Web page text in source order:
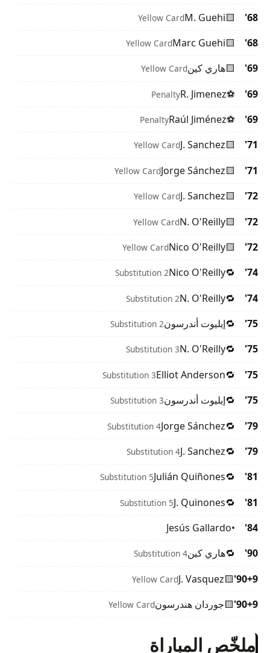
68'
🟨
M. Guehi
Yellow Card
68'
🟨
Marc Guehi
Yellow Card
69'
🟨هاري كينYellow Card
69'
⚽
R. Jimenez
Penalty
69'
⚽
Raúl Jiménez
Penalty
71'
🟨
J. Sanchez
Yellow Card
71'
🟨
Jorge Sánchez
Yellow Card
72'
🟨
J. Sanchez
Yellow Card
72'
🟨
N. O'Reilly
Yellow Card
72'
🟨
Nico O'Reilly
Yellow Card
74'
🔁
Nico O'Reilly
Substitution 2
74'
🔁
N. O'Reilly
Substitution 2
75'
🔁إيليوت أندرسونSubstitution 2
75'
🔁
N. O'Reilly
Substitution 3
75'
🔁
Elliot Anderson
Substitution 3
75'
🔁إيليوت أندرسونSubstitution 3
79'
🔁
Jorge Sánchez
Substitution 4
79'
🔁
J. Sanchez
Substitution 4
81'
🔁
Julián Quiñones
Substitution 5
81'
🔁
J. Quinones
Substitution 5
84'
•
Jesús Gallardo
90'
🔁هاري كينSubstitution 4
90+9'
🟨
J. Vasquez
Yellow Card
90+9'
🟨جوردان هندرسونYellow Card
ملخّص المباراة